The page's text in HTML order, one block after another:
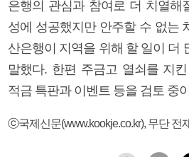
은행의 관심과 참여로 더 치열해
성에 성공했지만 안주할 수 없는
산은행이 지역을 위해 할 일이 더
말했다. 한편 주금고 열쇠를 지
적금 특판과 이벤트 등을 검토 중
ⓒ국제신문(www.kookje.co.kr), 무단 전